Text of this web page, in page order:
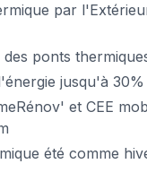
par
ponts
jusqu'à 30%
et CEE
été comme